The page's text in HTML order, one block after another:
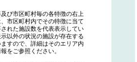
及び市区町村毎の各特徴の右上
市区町村内でその特徴に当て
れた施設数を代表表示してい
以外の状況の施設が存在する
すので、詳細はそのエリア内
をご参照ください。